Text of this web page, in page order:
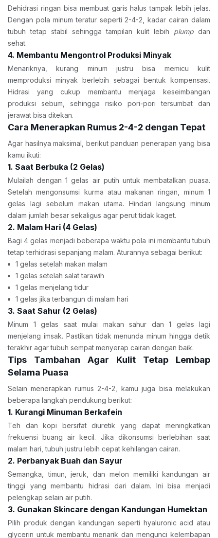
Dehidrasi ringan bisa membuat garis halus tampak lebih jelas.
Dengan pola minum teratur seperti 2-4-2, kadar cairan dalam
tubuh tetap stabil sehingga tampilan kulit lebih plump dan
sehat.
4. Membantu Mengontrol Produksi Minyak
Menariknya, kurang minum justru bisa memicu kulit
memproduksi minyak berlebih sebagai bentuk kompensasi.
Hidrasi yang cukup membantu menjaga keseimbangan
produksi sebum, sehingga risiko pori-pori tersumbat dan
jerawat bisa ditekan.
Cara Menerapkan Rumus 2-4-2 dengan Tepat
Agar hasilnya maksimal, berikut panduan penerapan yang bisa
kamu ikuti:
1. Saat Berbuka (2 Gelas)
Mulailah dengan 1 gelas air putih untuk membatalkan puasa.
Setelah mengonsumsi kurma atau makanan ringan, minum 1
gelas lagi sebelum makan utama. Hindari langsung minum
dalam jumlah besar sekaligus agar perut tidak kaget.
2. Malam Hari (4 Gelas)
Bagi 4 gelas menjadi beberapa waktu pola ini membantu tubuh
tetap terhidrasi sepanjang malam. Aturannya sebagai berikut:
1 gelas setelah makan malam
1 gelas setelah salat tarawih
1 gelas menjelang tidur
1 gelas jika terbangun di malam hari
3. Saat Sahur (2 Gelas)
Minum 1 gelas saat mulai makan sahur dan 1 gelas lagi
menjelang imsak. Pastikan tidak menunda minum hingga detik
terakhir agar tubuh sempat menyerap cairan dengan baik.
Tips Tambahan Agar Kulit Tetap Lembap
Selama Puasa
Selain menerapkan rumus 2-4-2, kamu juga bisa melakukan
beberapa langkah pendukung berikut:
1. Kurangi Minuman Berkafein
Teh dan kopi bersifat diuretik yang dapat meningkatkan
frekuensi buang air kecil. Jika dikonsumsi berlebihan saat
malam hari, tubuh justru lebih cepat kehilangan cairan.
2. Perbanyak Buah dan Sayur
Semangka, timun, jeruk, dan melon memiliki kandungan air
tinggi yang membantu hidrasi dari dalam. Ini bisa menjadi
pelengkap selain air putih.
3. Gunakan Skincare dengan Kandungan Humektan
Pilih produk dengan kandungan seperti hyaluronic acid atau
glycerin untuk membantu menarik dan mengunci kelembapan